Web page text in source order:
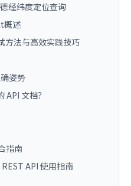
经纬度定位查询
概述
方法与高效实践技巧
姿势
文档？
指南
API 使用指南